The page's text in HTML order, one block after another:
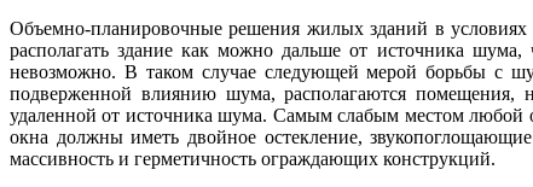
Объемно-планировочные решения жилых зданий в условиях
располагать здание как можно дальше от источника шума,
невозможно. В таком случае следующей мерой борьбы с
подверженной влиянию шума, располагаются помещения,
удаленной от источника шума. Самым слабым местом любой
окна должны иметь двойное остекление,
массивность и герметичность ограждающих конструкций.